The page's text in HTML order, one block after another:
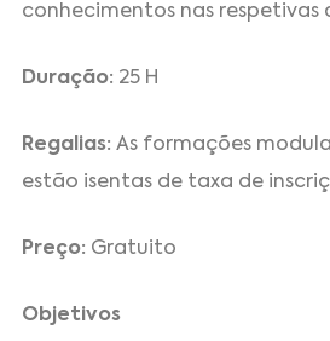
conhecimentos nas respetivas
Duração: 25 H
Regalias: As formações
estão isentas de taxa de
Preço: Gratuito
Objetivos